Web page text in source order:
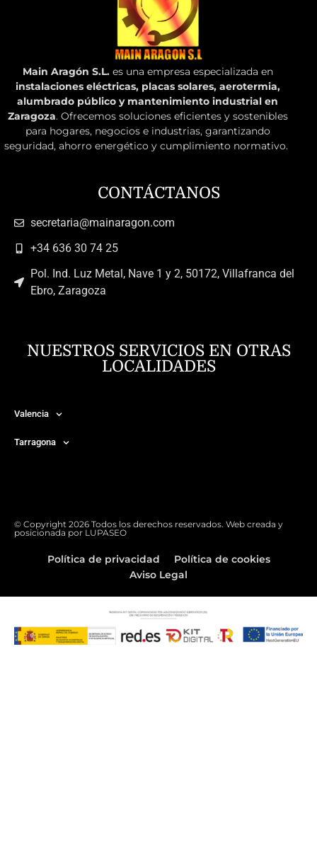
Main Aragón S.L.es una empresa especializada en
instalaciones eléctricas, placas solares, aerotermia,
alumbrado público y mantenimiento industrial en
Zaragoza. Ofrecemos soluciones eficientes y sostenibles
para hogares, negocios e industrias, garantizando
seguridad, ahorro energético y cumplimiento normativo.
CONTÁCTANOS
secretaria@mainaragon.com
+34 636 30 74 25
Pol. Ind. Luz Metal, Nave 1 y 2, 50172, Villafranca del
Ebro, Zaragoza
NUESTROS SERVICIOS EN OTRAS
LOCALIDADES
Valencia
Tarragona
© Copyright 2026 Todos los derechos reservados. Web creada y
posicionada por LUPASEO
Política de privacidad
Política de cookies
Aviso Legal